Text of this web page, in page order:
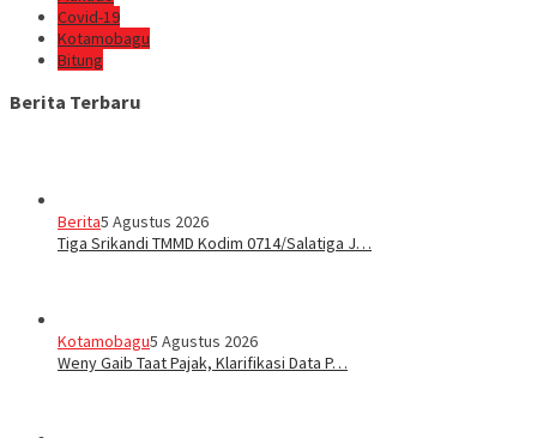
Covid-19
Kotamobagu
Bitung
Berita Terbaru
Berita5 Agustus 2026
Tiga Srikandi TMMD Kodim 0714/Salatiga J…
Kotamobagu5 Agustus 2026
Weny Gaib Taat Pajak, Klarifikasi Data P…